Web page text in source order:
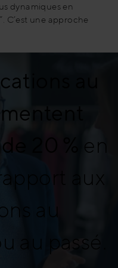
dynamiques en
C’est une approche
au
20 %
en
aux
au
passé.